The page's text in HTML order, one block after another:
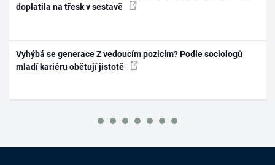
doplatila na třesk v sestavě
Vyhýbá se generace Z vedoucím pozicím? Podle sociologů
mladí kariéru obětují jistotě